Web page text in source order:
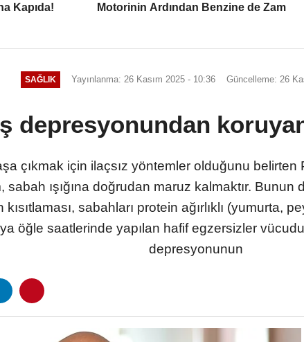
Kapıda! Motorinin Ardından Benzine de Zam
SAĞLIK Yayınlanma: 26 Kasım 2025 - 10:36 Güncelleme: 26
depresyonundan
çıkmak için ilaçsız yöntemler olduğunu belirten
ışığına doğrudan maruz kalmaktır. Bunun
sabahları protein ağırlıklı (yumurta,
öğle saatlerinde yapılan hafif egzersizler
depresyonunun